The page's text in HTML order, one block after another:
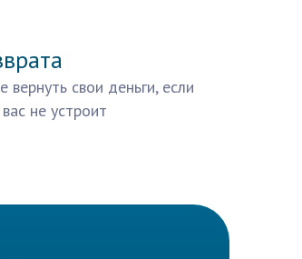
вернуть свои деньги, если
не устроит